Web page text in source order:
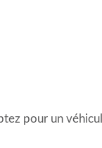
pour un